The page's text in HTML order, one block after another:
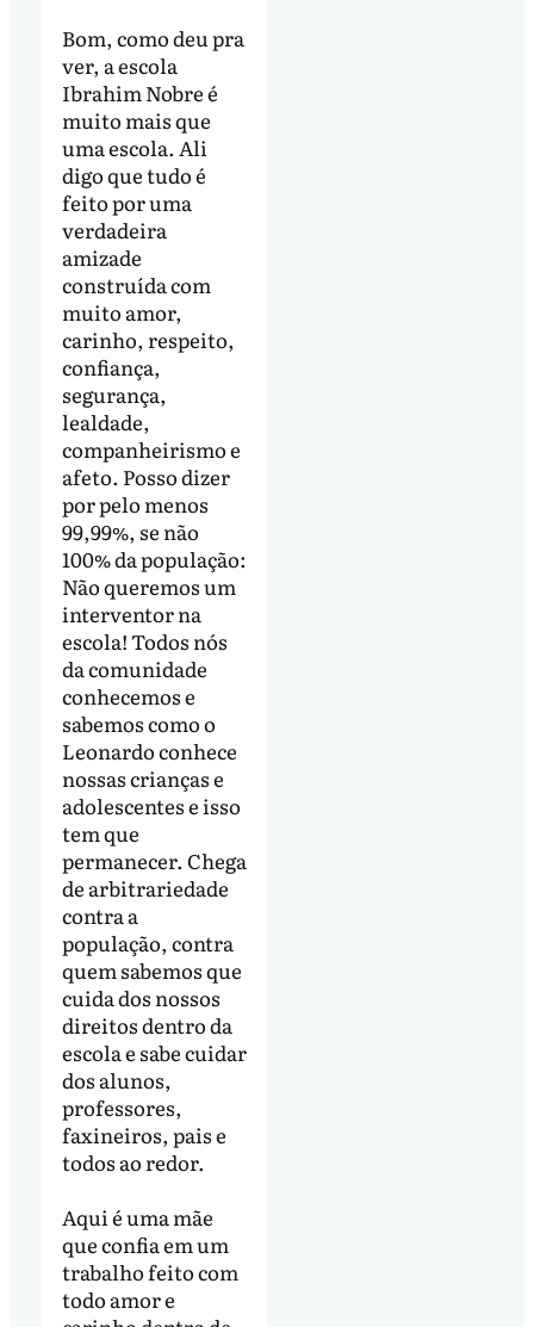
Bom, como deu pra
ver, a escola
Ibrahim Nobre é
muito mais que
uma escola. Ali
digo que tudo é
feito por uma
verdadeira
amizade
construída com
muito amor,
carinho, respeito,
confiança,
segurança,
lealdade,
companheirismo e
afeto. Posso dizer
por pelo menos
99,99%, se não
100% da população:
Não queremos um
interventor na
escola! Todos nós
da comunidade
conhecemos e
sabemos como o
Leonardo conhece
nossas crianças e
adolescentes e isso
tem que
permanecer. Chega
de arbitrariedade
contra a
população, contra
quem sabemos que
cuida dos nossos
direitos dentro da
escola e sabe cuidar
dos alunos,
professores,
faxineiros, pais e
todos ao redor.
Aqui é uma mãe
que confia em um
trabalho feito com
todo amor e